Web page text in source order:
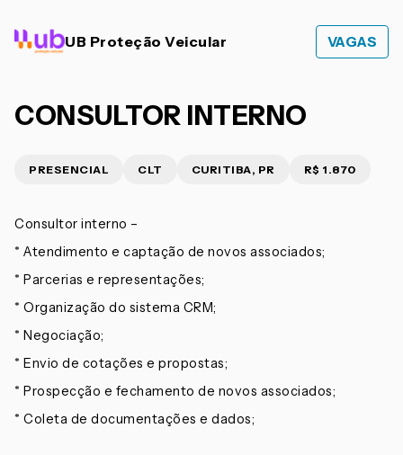
UB Proteção Veicular VAGAS
CONSULTOR INTERNO
PRESENCIAL CLT CURITIBA, PR R$ 1.870
Consultor interno –
* Atendimento e captação de novos associados;
* Parcerias e representações;
* Organização do sistema CRM;
* Negociação;
* Envio de cotações e propostas;
* Prospecção e fechamento de novos associados;
* Coleta de documentações e dados;